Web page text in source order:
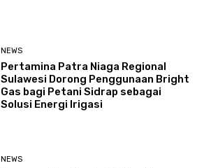
NEWS
Pertamina Patra Niaga Regional
Sulawesi Dorong Penggunaan Bright
Gas bagi Petani Sidrap sebagai
Solusi Energi Irigasi
NEWS